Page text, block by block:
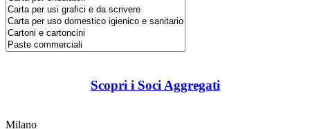
Scopri i Soci Aggregati
Milano